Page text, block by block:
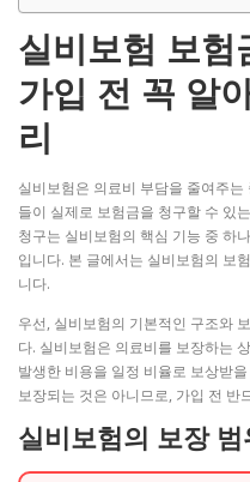
실비보험 보험
가입 전 꼭 알
리
실비보험은 의료비 부담을 줄여주
들이 실제로 보험금을 청구할 수 있
청구는 실비보험의 핵심 기능 중 하
입니다. 본 글에서는 실비보험의 보
니다.
우선, 실비보험의 기본적인 구조와
다. 실비보험은 의료비를 보장하는
발생한 비용을 일정 비율로 보상받
보장되는 것은 아니므로, 가입 전 반
실비보험의 보장 범